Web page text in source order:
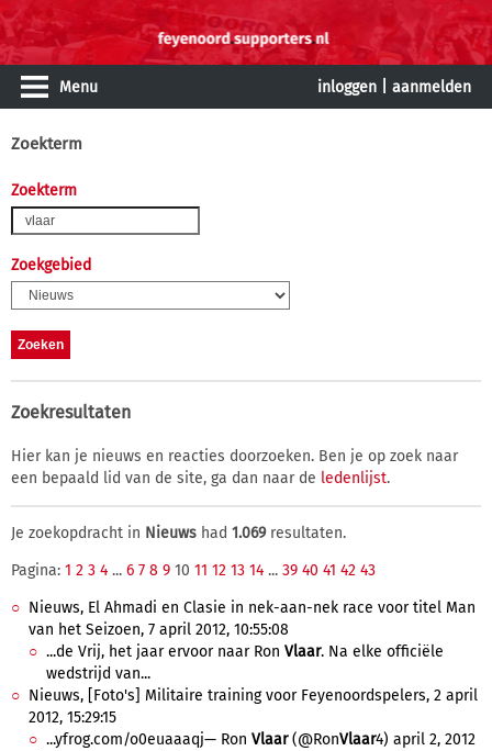
Menu inloggen aanmelden
Zoekterm
Zoekterm
Zoekgebied
Zoekresultaten
Hier kan je nieuws en reacties doorzoeken. Ben je op zoek naar
een bepaald lid van de site, ga dan naar de ledenlijst.
Je zoekopdracht in Nieuws had 1.069resultaten.
Pagina: 1 2 3 4 ... 6 7 8 9 10 11 12 13 14 ... 39 40 41 42 43
Nieuws, El Ahmadi en Clasie in nek-aan-nek race voor titel Man
van het Seizoen, 7 april 2012, 10:55:08
...de Vrij, het jaar ervoor naar Ron Vlaar. Na elke officiële
wedstrijd van...
Nieuws, [Foto's] Militaire training voor Feyenoordspelers, 2 april
2012, 15:29:15
...yfrog.com/o0euaaaqj— Ron Vlaar(@RonVlaar4) april 2, 2012